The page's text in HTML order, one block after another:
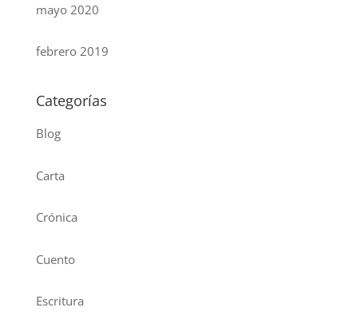
mayo 2020
febrero 2019
Categorías
Blog
Carta
Crónica
Cuento
Escritura